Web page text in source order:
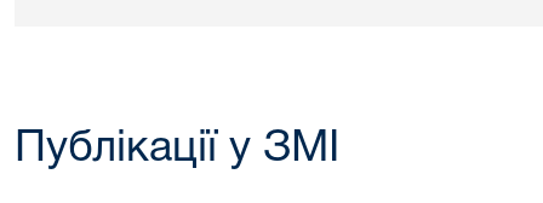
Публікації у ЗМІ